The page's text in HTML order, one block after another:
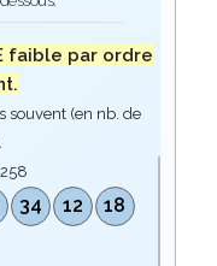
faible par ordre
souvent (en nb. de
258
34 12
18